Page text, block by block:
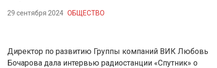
29 сентября 2024 ОБЩЕСТВО
Директор по развитию Группы компаний ВИК Любовь
Бочарова дала интервью радиостанции «Спутник» о